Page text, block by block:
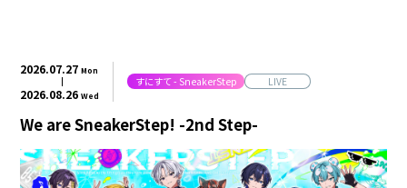
CREATOR
STORE
2026.07.27Mon
2026.08.26Wed
すにすて - SneakerStep LIVE
We are SneakerStep! -2nd Step-